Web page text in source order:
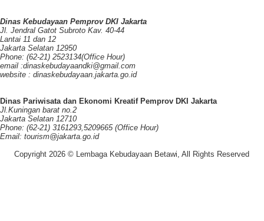
Dinas Kebudayaan Pemprov DKI Jakarta
Jl. Jendral Gatot Subroto Kav. 40-44
Lantai 11 dan 12
Jakarta Selatan 12950
Phone: (62-21) 2523134(Office Hour)
email :dinaskebudayaandki@gmail.com
website : dinaskebudayaan.jakarta.go.id
Dinas Pariwisata dan Ekonomi Kreatif Pemprov DKI Jakarta
Jl.Kuningan barat no.2
Jakarta Selatan 12710
Phone: (62-21) 3161293,5209665 (Office Hour)
Email: tourism@jakarta.go.id
Copyright 2026 © Lembaga Kebudayaan Betawi, All Rights Reserved